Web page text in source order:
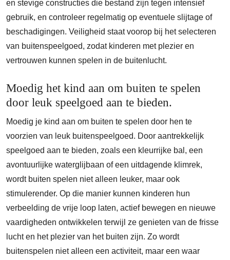
en stevige constructies die bestand zijn tegen intensief
gebruik, en controleer regelmatig op eventuele slijtage of
beschadigingen. Veiligheid staat voorop bij het selecteren
van buitenspeelgoed, zodat kinderen met plezier en
vertrouwen kunnen spelen in de buitenlucht.
Moedig het kind aan om buiten te spelen
door leuk speelgoed aan te bieden.
Moedig je kind aan om buiten te spelen door hen te
voorzien van leuk buitenspeelgoed. Door aantrekkelijk
speelgoed aan te bieden, zoals een kleurrijke bal, een
avontuurlijke waterglijbaan of een uitdagende klimrek,
wordt buiten spelen niet alleen leuker, maar ook
stimulerender. Op die manier kunnen kinderen hun
verbeelding de vrije loop laten, actief bewegen en nieuwe
vaardigheden ontwikkelen terwijl ze genieten van de frisse
lucht en het plezier van het buiten zijn. Zo wordt
buitenspelen niet alleen een activiteit, maar een waar